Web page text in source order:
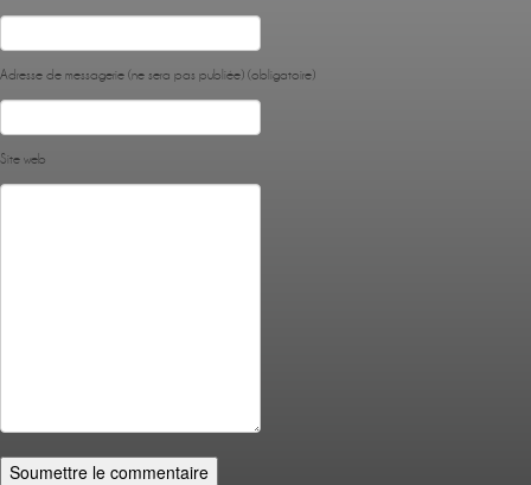
Adresse de messagerie (ne sera pas publiée) (obligatoire)
Site web